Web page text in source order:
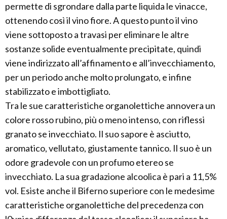
permette di sgrondare dalla parte liquida le vinacce,
ottenendo così il vino fiore. A questo punto il vino
viene sottoposto a travasi per eliminare le altre
sostanze solide eventualmente precipitate, quindi
viene indirizzato all’affinamento e all’invecchiamento,
per un periodo anche molto prolungato, e infine
stabilizzato e imbottigliato.
Tra le sue caratteristiche organolettiche annovera un
colore rosso rubino, più o meno intenso, con riflessi
granato se invecchiato. Il suo sapore è asciutto,
aromatico, vellutato, giustamente tannico. Il suo è un
odore gradevole con un profumo etereo se
invecchiato. La sua gradazione alcoolica è pari a 11,5%
vol. Esiste anche il Biferno superiore con le medesime
caratteristiche organolettiche del precedenza con